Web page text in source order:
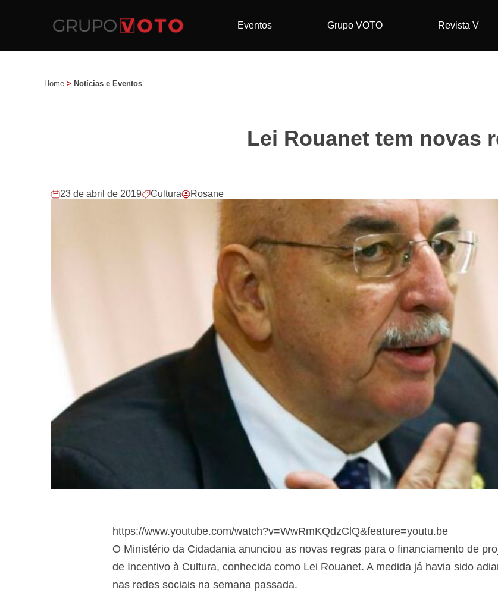
Eventos Grupo VOTO Revista V
Home > Notícias e Eventos
Lei Rouanet tem novas
23 de abril de 2019 Cultura Rosane
https://www.youtube.com/watch?v=WwRmKQdzClQ&feature=youtu.be
O Ministério da Cidadania anunciou as novas regras para o financiamento de
de Incentivo à Cultura, conhecida como Lei Rouanet. A medida já havia sido
nas redes sociais na semana passada.